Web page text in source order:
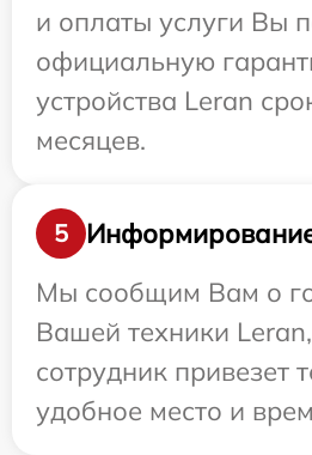
и оплаты услуги Вы
официальную
устройства Leran
месяцев.
5
Мы сообщим Вам о
Вашей техники
сотрудник привезет
удобное место и